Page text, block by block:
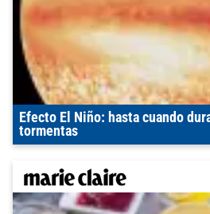
Efecto El Niño: hasta cuando
tormentas